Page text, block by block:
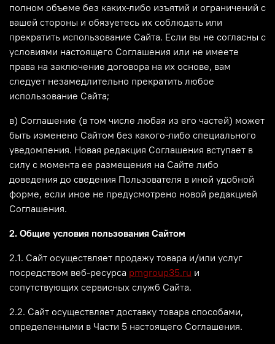
полном объеме без каких-либо изъятий и ограничений с
вашей стороны и обязуетесь их соблюдать или
прекратить использование Сайта. Если вы не согласны с
условиями настоящего Соглашения или не имеете
права на заключение договора на их основе, вам
следует незамедлительно прекратить любое
использование Сайта;
в) Соглашение (в том числе любая из его частей) может
быть изменено Сайтом без какого-либо специального
уведомления. Новая редакция Соглашения вступает в
силу с момента ее размещения на Сайте либо
доведения до сведения Пользователя в иной удобной
форме, если иное не предусмотрено новой редакцией
Соглашения.
2. Общие условия пользования Сайтом
2.1. Сайт осуществляет продажу товара и/или услуг
посредством веб-ресурса pmgroup35.ru и
сопутствующих сервисных служб Сайта.
2.2. Сайт осуществляет доставку товара способами,
определенными в Части 5 настоящего Соглашения.